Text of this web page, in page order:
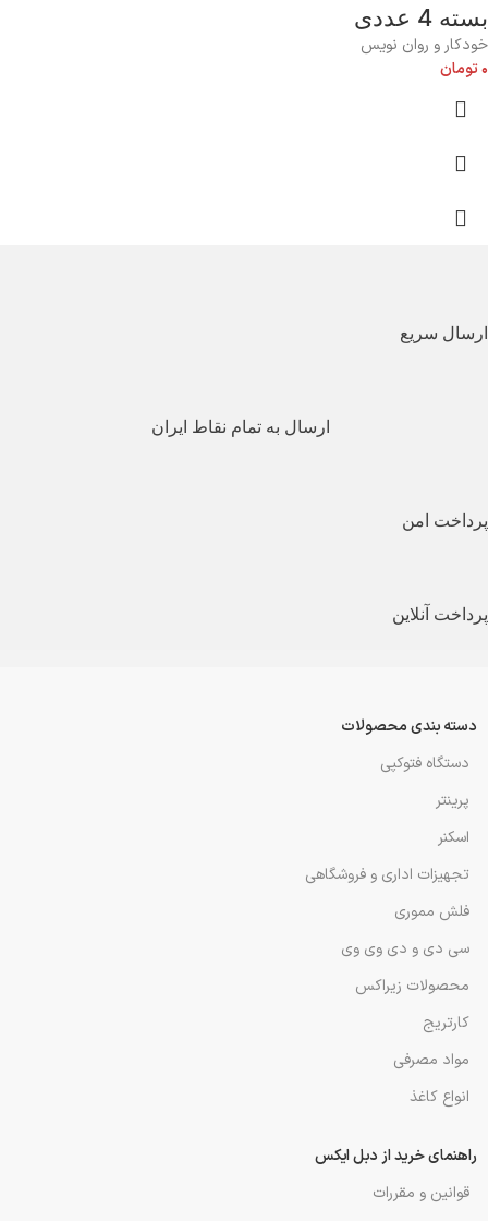
بسته 4 عددی
خودکار و روان نویس
۰تومان
ارسال سریع
ارسال به تمام نقاط ایران
پرداخت امن
پرداخت آنلاین
دسته بندی محصولات
دستگاه فتوکپی
پرینتر
اسکنر
تجهیزات اداری و فروشگاهی
فلش مموری
سی دی و دی وی وی
محصولات زیراکس
کارتریج
مواد مصرفی
انواع کاغذ
راهنمای خرید از دبل ایکس
قوانین و مقررات